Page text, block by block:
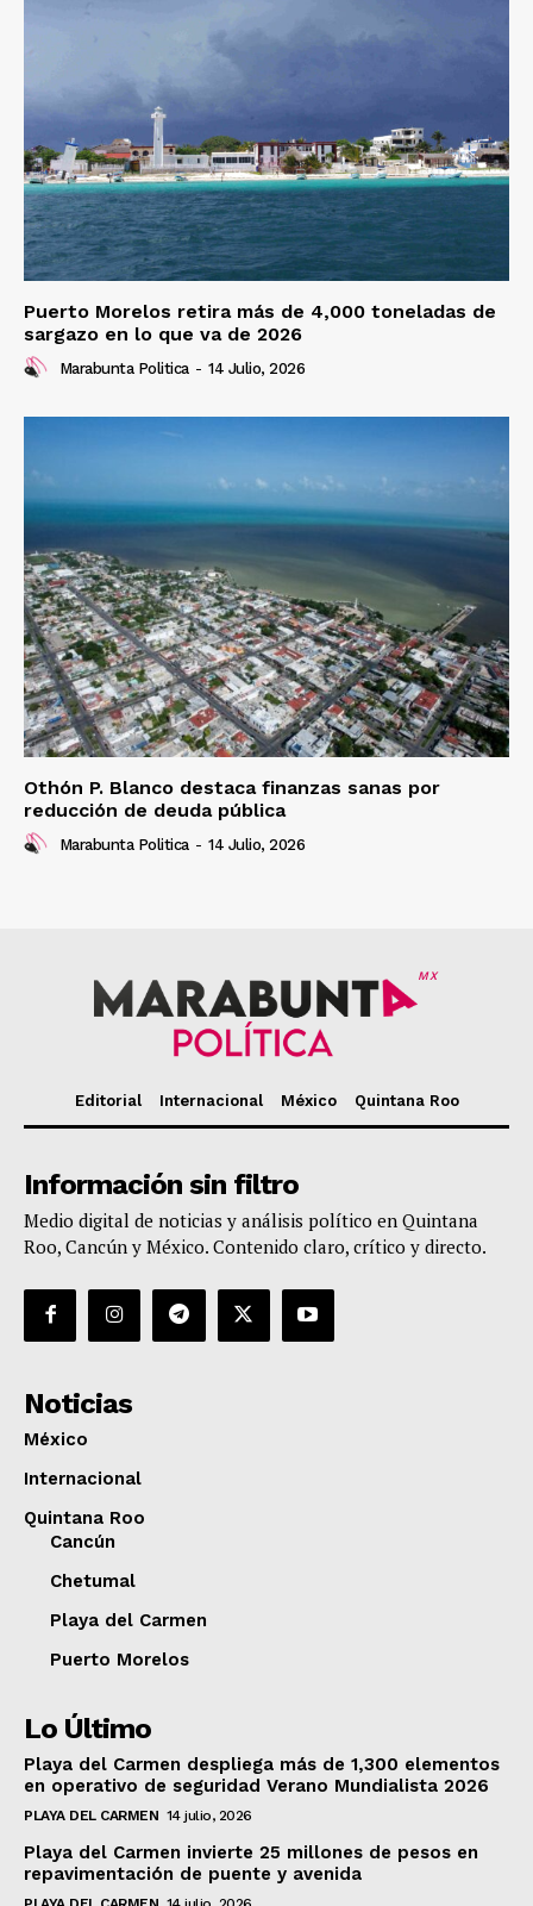
Puerto Morelos retira más de 4,000 toneladas de
sargazo en lo que va de 2026
Marabunta Politica - 14 Julio, 2026
Othón P. Blanco destaca finanzas sanas por
reducción de deuda pública
Marabunta Politica - 14 Julio, 2026
MX
Editorial Internacional México Quintana Roo
Información sin filtro
Medio digital de noticias y análisis político en Quintana
Roo, Cancún y México. Contenido claro, crítico y directo.
Noticias
México
Internacional
Quintana Roo
Cancún
Chetumal
Playa del Carmen
Puerto Morelos
Lo Último
Playa del Carmen despliega más de 1,300 elementos
en operativo de seguridad Verano Mundialista 2026
PLAYA DEL CARMEN 14 julio, 2026
Playa del Carmen invierte 25 millones de pesos en
repavimentación de puente y avenida